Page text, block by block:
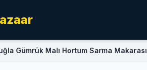
Gümrük Malı Hortum Sarma Makarası